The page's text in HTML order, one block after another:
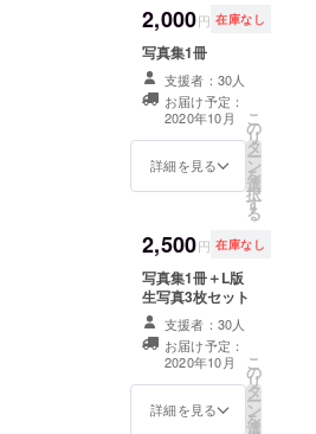
2,000円 在庫なし
写真集1冊
支援者：30人
お届け予定：
2020年10月
詳細を見る
こ
の
リ
タ
ー
ン
を
選
択
す
る
2,500円 在庫なし
写真集1冊＋L版
生写真3枚セット
支援者：30人
お届け予定：
2020年10月
詳細を見る
こ
の
リ
タ
ー
ン
を
選